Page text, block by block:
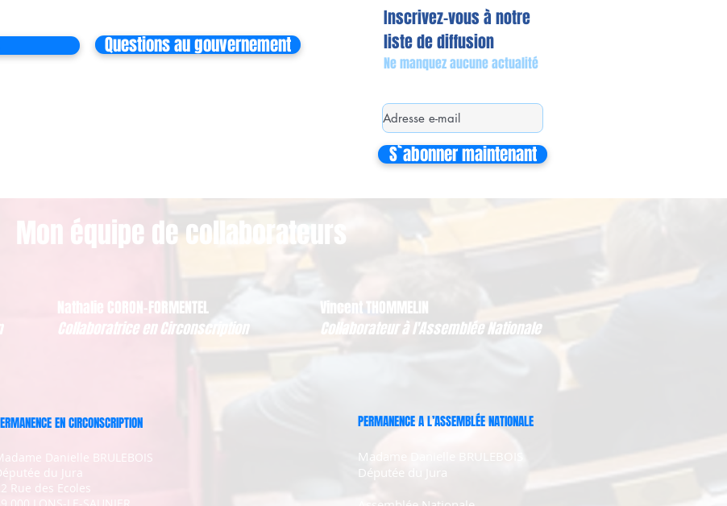
Questions au gouvernement
Inscrivez-vous à notre
liste de diffusion
Ne manquez aucune actualité
S`abonner maintenant
Mon équipe de collaborateurs
Vincent THOMMELIN
Collaborateur à l'Assemblée Nationale
Nathalie CORON-FORMENTEL
Collaboratrice en Circonscription
EN CIRCONSCRIPTION
Danielle BRULEBOIS
du Jura
Rue des Ecoles
PERMANENCE A L’ASSEMBLÉE NATIONALE
Madame Danielle BRULEBOIS
Députée du Jura